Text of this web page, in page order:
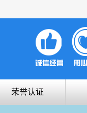
荣誉认证